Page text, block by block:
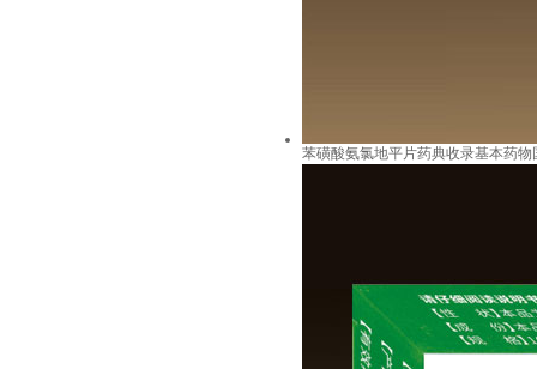
苯磺酸氨氯地平片药典收录基本药